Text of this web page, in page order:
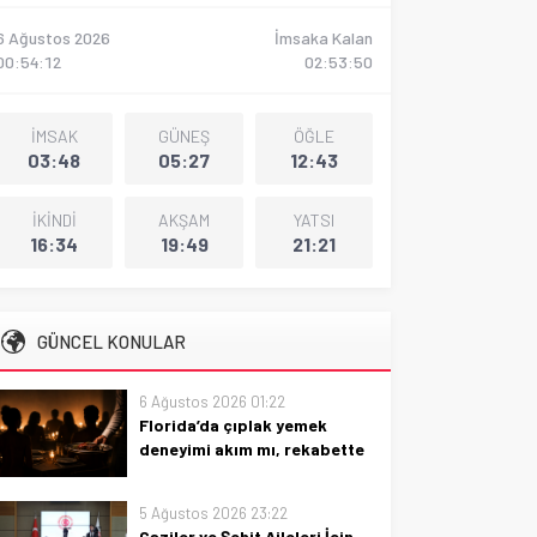
Ağustos 2026
İmsaka Kalan
02:53:48
İMSAK
03:48
GÜNEŞ
05:27
ÖĞLE
12:43
İKİNDİ
16:34
AKŞAM
19:49
YATSI
21:21
GÜNCEL KONULAR
6 Ağustos 2026 01:22
Florida’da çıplak yemek
deneyimi akım mı, rekabette
Florida’da çıplak yemek
deneyimi: akım mı, yoksa
5 Ağustos 2026 23:22